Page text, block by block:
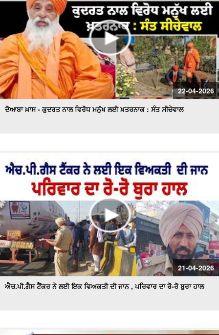
22-04-2026
ਦੋਆਬਾ ਖ਼ਾਸ - ਕੁਦਰਤ ਨਾਲ ਵਿਰੋਧ ਮਨੁੱਖ ਲਈ ਖ਼ਤਰਨਾਕ : ਸੰਤ ਸੀਚੇਵਾਲ
21-04-2026
ਐਚ.ਪੀ.ਗੈਸ ਟੈਂਕਰ ਨੇ ਲਈ ਇਕ ਵਿਅਕਤੀ ਦੀ ਜਾਨ , ਪਰਿਵਾਰ ਦਾ ਰੋ-ਰੋ ਬੁਰਾ ਹਾਲ